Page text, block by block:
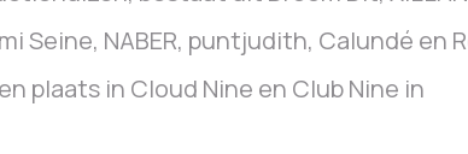
Seine, NABER, puntjudith, Calundé en
plaats in Cloud Nine en Club Nine in